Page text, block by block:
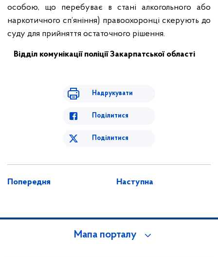
особою, що перебуває в стані алкогольного або
наркотичного сп’яніння) правоохоронці скерують до
суду для прийняття остаточного рішення.
Відділ комунікації поліції Закарпатської області
Надрукувати
Поділитися
Поділитися
Попередня Наступна
Мапа порталу